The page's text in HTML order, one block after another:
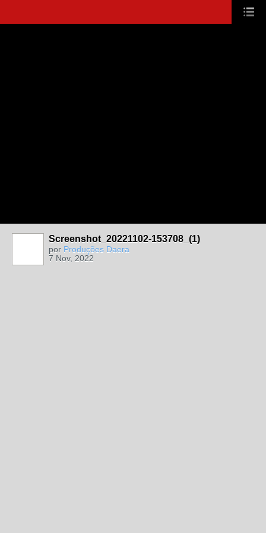
Screenshot_20221102-153708_(1)
por Produções Daera
7 Nov, 2022